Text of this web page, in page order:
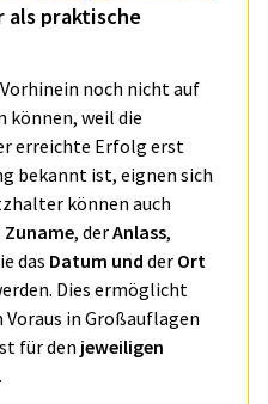
als praktische
noch nicht auf
können, weil die
erreichte Erfolg erst
bekannt ist, eignen sich
können auch
Zuname, derAnlass,
das Datum und der Ort
Dies ermöglicht
in Großauflagen
für den jeweiligen
.